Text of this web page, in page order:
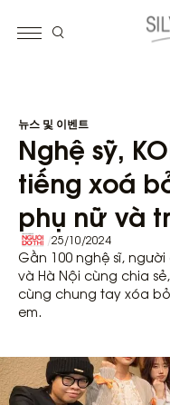
뉴스 및 이벤트
Nghệ sỹ,
tiếng xoá
phụ nữ và
/25/10/2024
Gần 100 nghệ sĩ, người
và Hà Nội cùng chia
cùng chung tay xóa
em.